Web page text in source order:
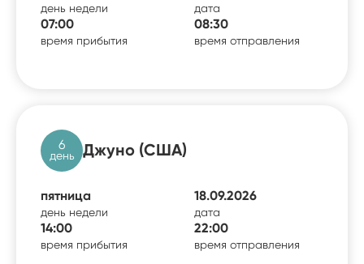
день недели дата
07:00
время прибытия
08:30
время отправления
6
день Джуно (США)
пятница
день недели
18.09.2026
дата
14:00
время прибытия
22:00
время отправления